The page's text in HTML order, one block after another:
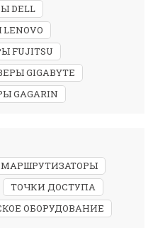
DELL
FUJITSU
GIGABYTE
GAGARIN
МАРШРУТИЗАТОРЫ
ТОЧКИ ДОСТУПА
ОБОРУДОВАНИЕ